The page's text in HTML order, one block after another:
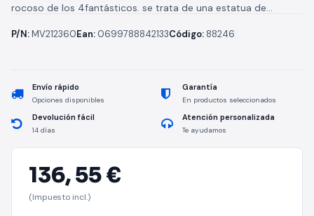
rocoso de los 4fantásticos. se trata de una estatua de...
P/N:MV212360Ean: 0699788842133Código: 88246
Envío rápido
Opciones disponibles
Garantía
En productos seleccionados
Devolución fácil
14 días
Atención personalizada
Te ayudamos
136,55 €
(Impuesto incl.)